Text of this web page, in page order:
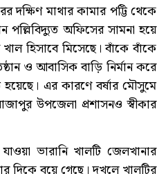
মাথার কামার পট্টি থেকে
অফিসের সামনা হয়ে
হিসাবে মিসেছে। বাঁকে বাঁকে
ও আবাসিক বাড়ি নির্মান করে
এর কারণে বর্ষার মৌসুমে
উপজেলা প্রশাসনও স্বীকার
ভারানি খালটি জেলখানার